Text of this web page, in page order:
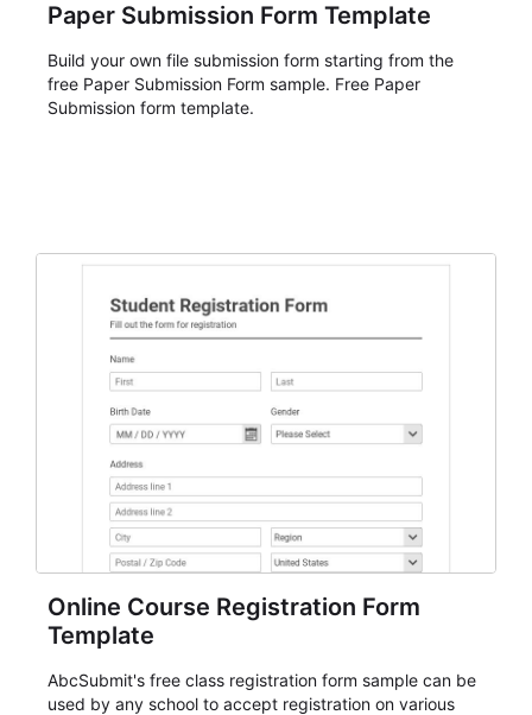
Paper Submission Form Template
Build your own file submission form starting from the
free Paper Submission Form sample. Free Paper
Submission form template.
Online Course Registration Form
Template
AbcSubmit's free class registration form sample can be
used by any school to accept registration on various